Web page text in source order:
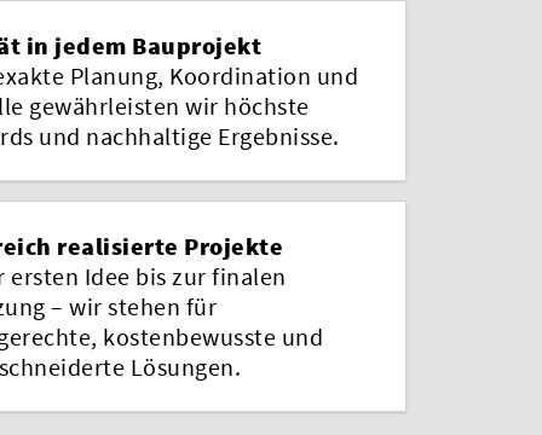
in jedem Bauprojekt
Planung, Koordination und
gewährleisten wir höchste
und nachhaltige Ergebnisse.
realisierte Projekte
ersten Idee bis zur finalen
– wir stehen für
kostenbewusste und
Lösungen.